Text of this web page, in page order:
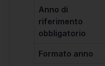
Anno di
riferimento
obbligatorio
Formato anno